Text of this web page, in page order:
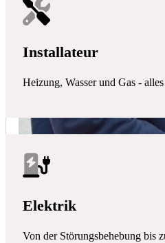
Installateur
Heizung, Wasser und Gas -
Elektrik
Von der Störungsbehebung bis